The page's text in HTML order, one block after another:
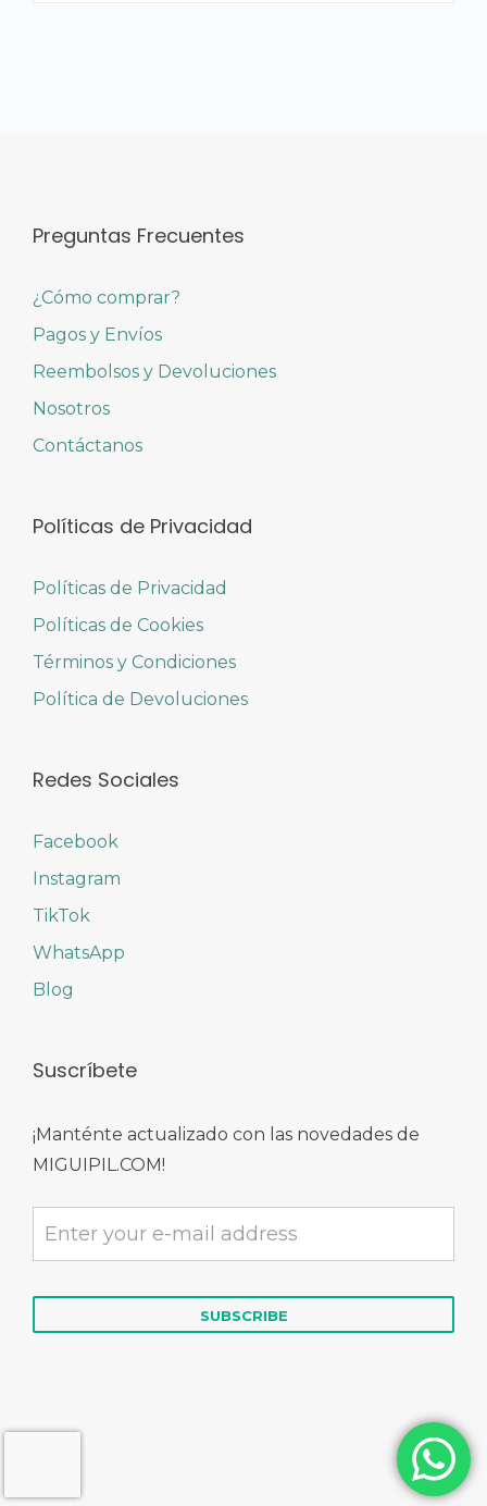
Preguntas Frecuentes
¿Cómo comprar?
Pagos y Envíos
Reembolsos y Devoluciones
Nosotros
Contáctanos
Políticas de Privacidad
Políticas de Privacidad
Políticas de Cookies
Términos y Condiciones
Política de Devoluciones
Redes Sociales
Facebook
Instagram
TikTok
WhatsApp
Blog
Suscríbete
¡Manténte actualizado con las novedades de
MIGUIPIL.COM!